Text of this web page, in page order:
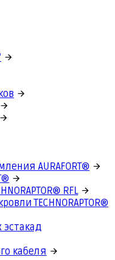
AURAFORT®
RFL
TECHNORAPTOR®
кабеля